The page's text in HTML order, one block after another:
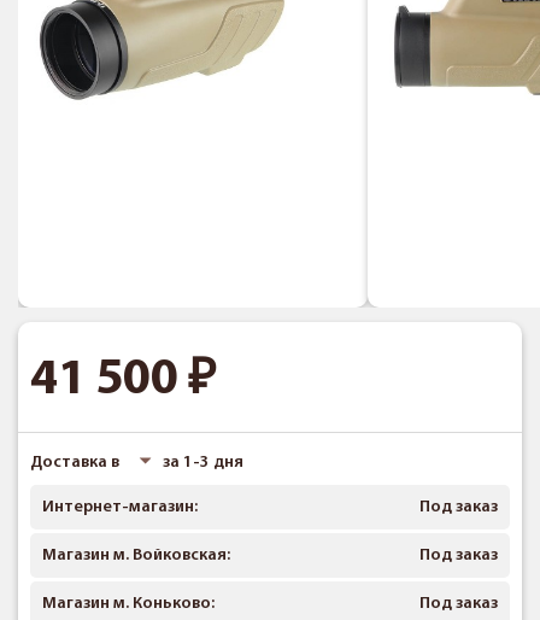
41 500
Доставка в за 1-3 дня
Интернет-магазин: Под заказ
Магазин м. Войковская: Под заказ
Магазин м. Коньково: Под заказ